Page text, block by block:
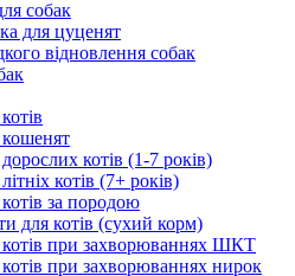
собак
для цуценят
відновлення собак
котів (1-7 років)
котів (7+ років)
за породою
для котів (сухий корм)
при захворюваннях ШКТ
при захворюваннях нирок